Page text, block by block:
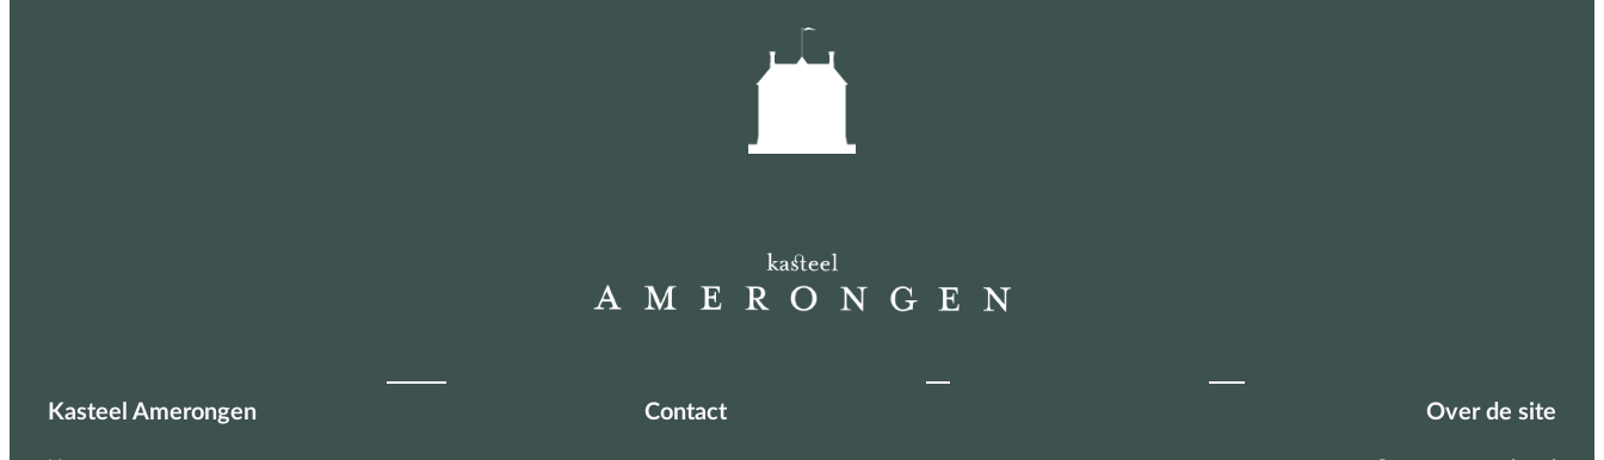
Kasteel Amerongen Contact Over de site